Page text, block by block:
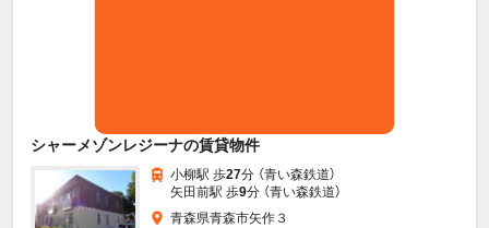
シャーメゾンレジーナの賃貸物件
小柳駅 歩27分 （青い森鉄道）
矢田前駅 歩9分 （青い森鉄道）
青森県青森市矢作３